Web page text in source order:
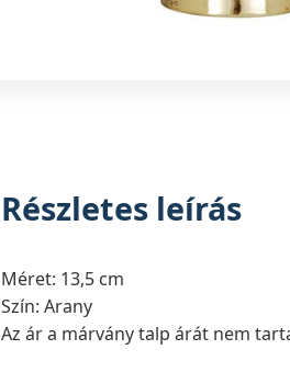
Részletes leírás
Méret: 13,5 cm
Szín: Arany
Az ár a márvány talp árát nem